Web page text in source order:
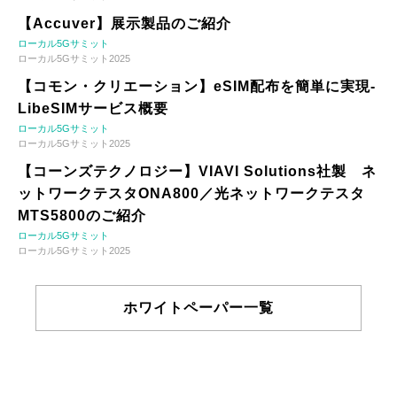
【Accuver】展示製品のご紹介
ローカル5Gサミット
ローカル5Gサミット2025
【コモン・クリエーション】eSIM配布を簡単に実現-
LibeSIMサービス概要
ローカル5Gサミット
ローカル5Gサミット2025
【コーンズテクノロジー】VIAVI Solutions社製 ネ
ットワークテスタONA800／光ネットワークテスタ
MTS5800のご紹介
ローカル5Gサミット
ローカル5Gサミット2025
ホワイトペーパー一覧